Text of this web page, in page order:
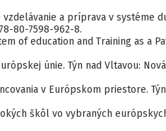
vzdelávanie a príprava v systéme
80-7598-962-8.
of education and Training as a
únie. Týn nad Vltavou:
v Európskom priestore.
škôl vo vybraných